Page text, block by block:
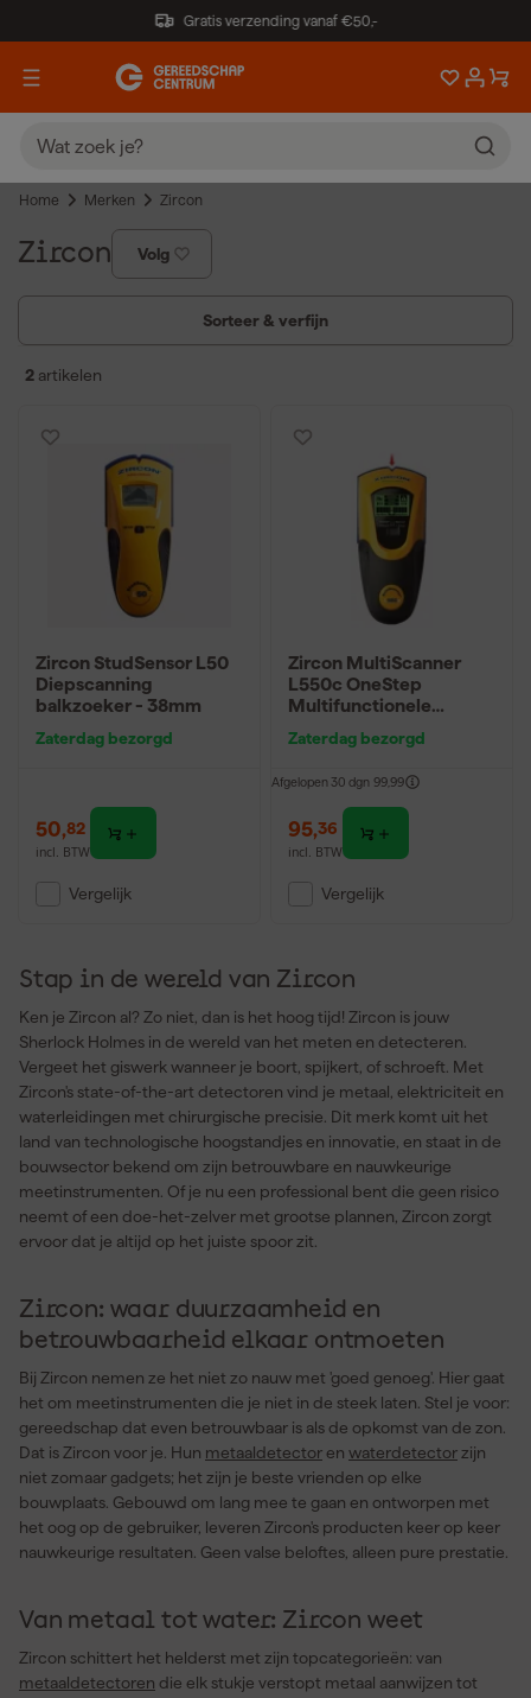
Gratis verzending vanaf €50,-
Home Merken Zircon
Zircon Volg
Sorteer & verfijn
2 artikelen
Zircon StudSensor L50
Diepscanning
balkzoeker - 38mm
Zaterdag bezorgd
50,82
incl. BTW
Vergelijk
Zircon MultiScanner
L550c OneStep
Multifunctionele
Zaterdag bezorgd
Afgelopen 30 dgn 99,99
95,36
incl. BTW
Vergelijk
Stap in de wereld van Zircon
Ken je Zircon al? Zo niet, dan is het hoog tijd! Zircon is jouw
Sherlock Holmes in de wereld van het meten en detecteren.
Vergeet het giswerk wanneer je boort, spijkert, of schroeft. Met
Zircon's state-of-the-art detectoren vind je metaal, elektriciteit en
waterleidingen met chirurgische precisie. Dit merk komt uit het
land van technologische hoogstandjes en innovatie, en staat in de
bouwsector bekend om zijn betrouwbare en nauwkeurige
meetinstrumenten. Of je nu een professional bent die geen risico
neemt of een doe-het-zelver met grootse plannen, Zircon zorgt
ervoor dat je altijd op het juiste spoor zit.
Zircon: waar duurzaamheid en
betrouwbaarheid elkaar ontmoeten
Bij Zircon nemen ze het niet zo nauw met 'goed genoeg'. Hier gaat
het om meetinstrumenten die je niet in de steek laten. Stel je voor:
gereedschap dat even betrouwbaar is als de opkomst van de zon.
Dat is Zircon voor je. Hun metaaldetector en waterdetector zijn
niet zomaar gadgets; het zijn je beste vrienden op elke
bouwplaats. Gebouwd om lang mee te gaan en ontworpen met
het oog op de gebruiker, leveren Zircon's producten keer op keer
nauwkeurige resultaten. Geen valse beloftes, alleen pure prestatie.
Van metaal tot water: Zircon weet
Zircon schittert het helderst met zijn topcategorieën: van
metaaldetectoren die elk stukje verstopt metaal aanwijzen tot